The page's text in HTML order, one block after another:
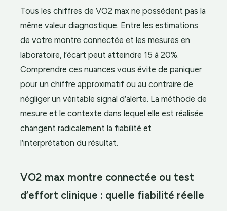
Tous les chiffres de VO2 max ne possèdent pas la
même valeur diagnostique. Entre les estimations
de votre montre connectée et les mesures en
laboratoire, l’écart peut atteindre 15 à 20%.
Comprendre ces nuances vous évite de paniquer
pour un chiffre approximatif ou au contraire de
négliger un véritable signal d’alerte. La méthode de
mesure et le contexte dans lequel elle est réalisée
changent radicalement la fiabilité et
l’interprétation du résultat.
VO2 max montre connectée ou test
d’effort clinique : quelle fiabilité réelle